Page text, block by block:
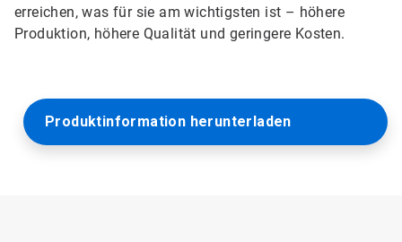
erreichen, was für sie am wichtigsten ist – höhere
Produktion, höhere Qualität und geringere Kosten.
Produktinformation herunterladen